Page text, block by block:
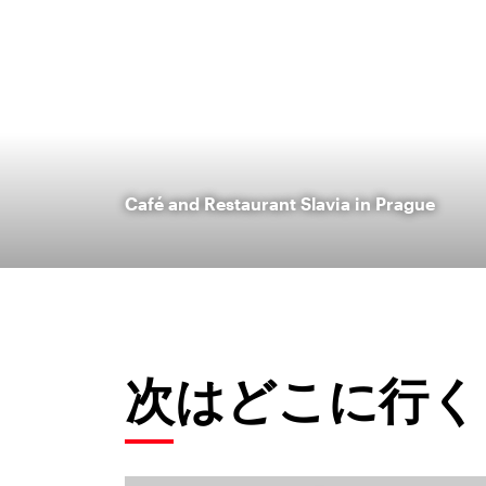
Café and Restaurant Slavia in Prague
次はどこに行